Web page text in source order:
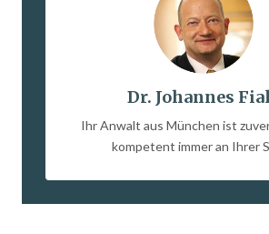
Dr. Johannes
Ihr Anwalt aus München ist
kompetent immer an Ihrer